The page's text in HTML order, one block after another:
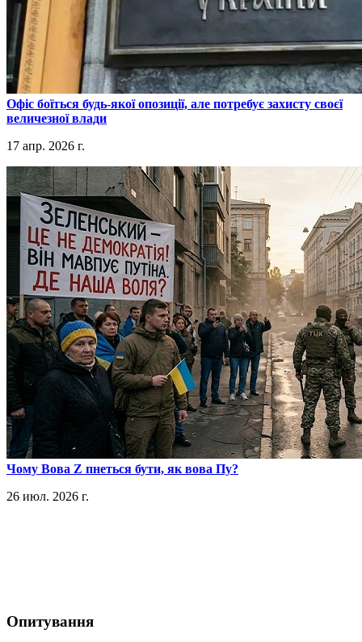
​Офіс боїться будь-якої опозиції, але потребує захисту своєї
величезної влади
17 апр. 2026 г.
​Чому Вова Z пнеться бути, як вова Пу?
26 июл. 2026 г.
Опитування